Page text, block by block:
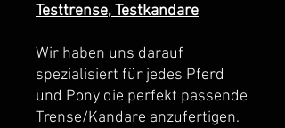
Testtrense, Testkandare
Wir haben uns darauf
spezialisiert für jedes Pferd
und Pony die perfekt passende
Trense/Kandare anzufertigen.